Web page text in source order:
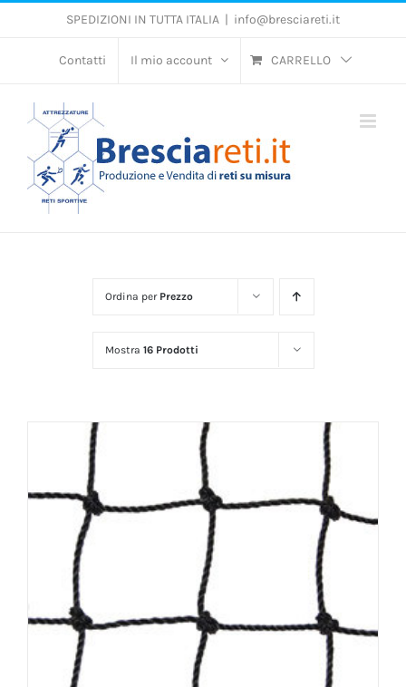
Salta
SPEDIZIONI IN TUTTA ITALIA | info@bresciareti.it
Contatti Il mio account CARRELLO
Ordina per Prezzo
Mostra 16 Prodotti